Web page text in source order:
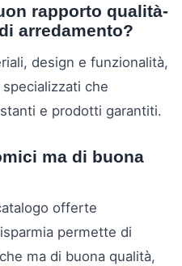
rapporto qualità-
arredamento?
design e funzionalità,
che
e prodotti garantiti.
ma di buona
offerte
permette di
ma di buona qualità,